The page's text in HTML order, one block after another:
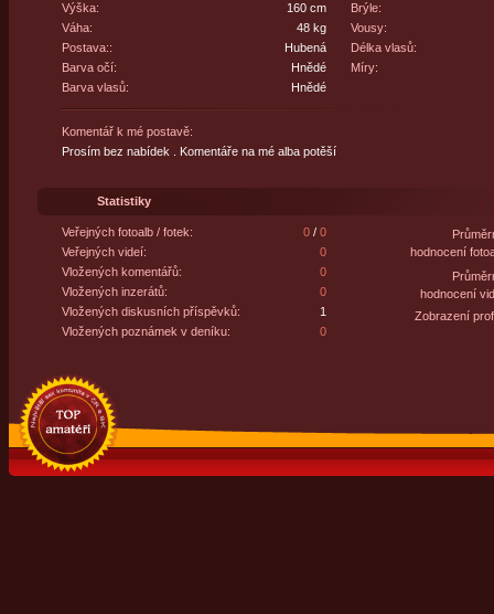
Výška:
160 cm
Váha:
48 kg
Postava::
Hubená
Barva očí:
Hnědé
Barva vlasů:
Hnědé
Brýle:
Vousy:
Délka vlasů:
Míry:
Komentář k mé postavě:
Prosím bez nabídek . Komentáře na mé alba potěší
Statistiky
Veřejných fotoalb / fotek: 0/ 0
Veřejných videí:
0
Vložených komentářů:
0
Vložených inzerátů:
0
Vložených diskusních příspěvků:
1
Vložených poznámek v deníku:
0
hodnocení
hodnocení
Zobrazení